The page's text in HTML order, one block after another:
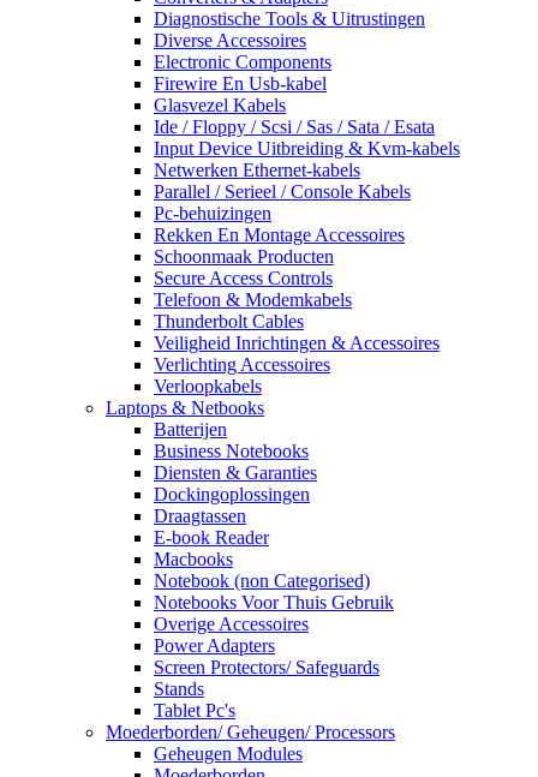
Diagnostische Tools & Uitrustingen
Diverse Accessoires
Electronic Components
Firewire En Usb-kabel
Glasvezel Kabels
Ide / Floppy / Scsi / Sas / Sata / Esata
Input Device Uitbreiding & Kvm-kabels
Netwerken Ethernet-kabels
Parallel / Serieel / Console Kabels
Pc-behuizingen
Rekken En Montage Accessoires
Schoonmaak Producten
Secure Access Controls
Telefoon & Modemkabels
Thunderbolt Cables
Veiligheid Inrichtingen & Accessoires
Verlichting Accessoires
Verloopkabels
Laptops & Netbooks
Batterijen
Business Notebooks
Diensten & Garanties
Dockingoplossingen
Draagtassen
E-book Reader
Macbooks
Notebook (non Categorised)
Notebooks Voor Thuis Gebruik
Overige Accessoires
Power Adapters
Screen Protectors/ Safeguards
Stands
Tablet Pc's
Moederborden/ Geheugen/ Processors
Geheugen Modules